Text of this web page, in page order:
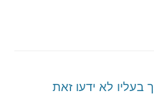
לא ידעו זאת